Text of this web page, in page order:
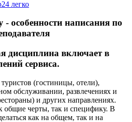
- особенности написания по
дисциплина включает в
сервиса.
(гостиницы, отели),
обслуживании, развлечениях и
и других направлениях.
общие черты, так и специфику. В
как на общем, так и на